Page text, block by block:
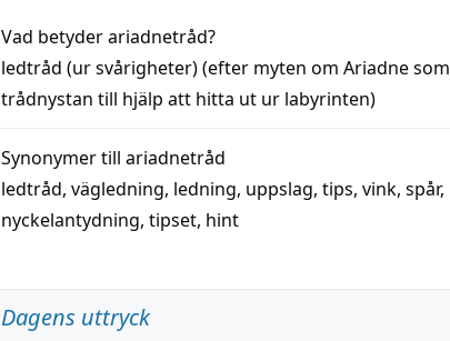
Vad betyderariadnetråd?
ledtråd (ur svårigheter) (efter myten om Ariadne
trådnystan till hjälp att hitta ut ur labyrinten)
Synonymer till ariadnetråd
ledtråd, vägledning, ledning, uppslag, tips, vink, spår,
nyckelantydning, tipset, hint
Dagens uttryck